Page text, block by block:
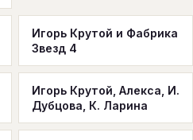
Игорь Крутой и Фабрика
Звезд 4
Игорь Крутой, Алекса, И.
Дубцова, К. Ларина